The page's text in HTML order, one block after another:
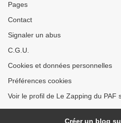
Pages
Contact
Signaler un abus
C.G.U.
Cookies et données personnelles
Préférences cookies
Voir le profil de Le Zapping du PAF
Créer un blog